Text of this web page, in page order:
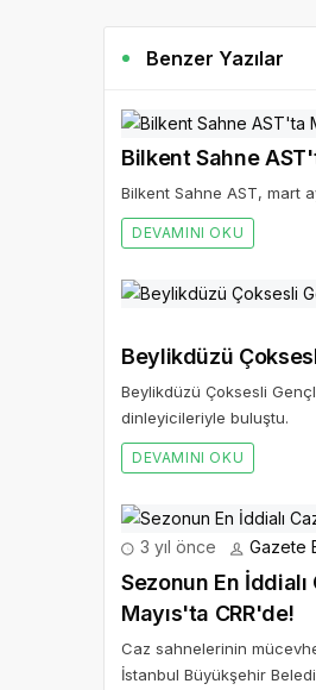
Benzer Yazılar
Bilkent Sahne
Bilkent Sahne AST, mart
DEVAMINI OKU
Beylikdüzü
Beylikdüzü Çoksesli
dinleyicileriyle buluştu.
DEVAMINI OKU
3 yıl önce Gazete
Sezonun En İddialı Caz Konseri Caz
Mayıs'ta CRR'de!
Caz sahnelerinin
İstanbul Büyükşehir